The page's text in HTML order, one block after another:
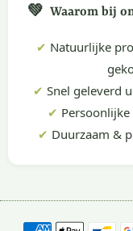
💚 Waarom bij
✔ Natuurlijke
✔ Snel geleverd
✔
✔ Duurzaam &